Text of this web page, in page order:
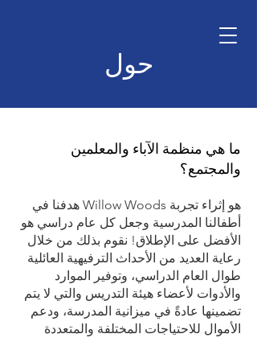
حول
ما هي منظمة الآباء والمعلمين
والمجتمع؟
هدفنا في Willow Woods هو إثراء تجربة
أطفالنا المدرسية وجعل كل عام دراسي هو
الأفضل على الإطلاق! نقوم بذلك من خلال
رعاية العديد من الأحداث الترفيهية العائلية
طوال العام الدراسي، وتوفير الموارد
والأدوات لأعضاء هيئة التدريس والتي لا يتم
تضمينها عادةً في ميزانية المدرسة، ودعم
الأموال للاحتياجات المختلفة والمتعددة